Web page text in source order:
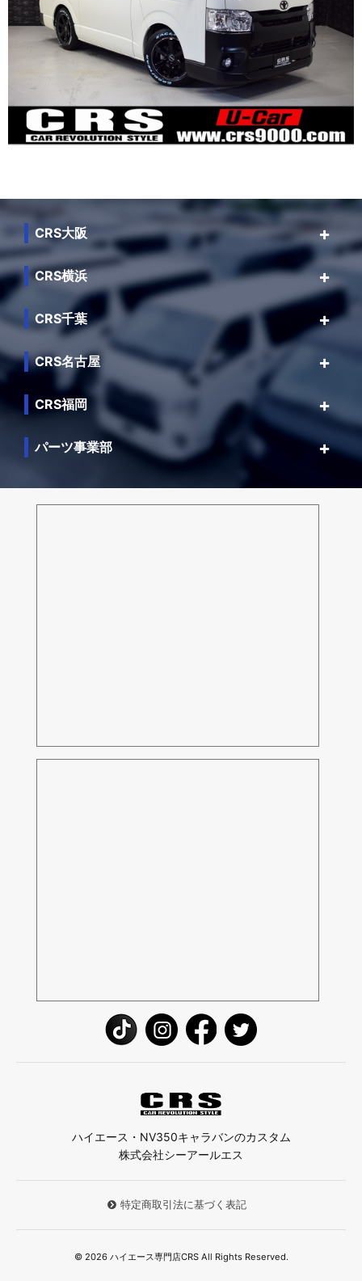
CRS大阪
CRS横浜
CRS千葉
CRS名古屋
CRS福岡
パーツ事業部
ハイエース・NV350キャラバンのカスタム
株式会社シーアールエス
特定商取引法に基づく表記
© 2026 ハイエース専門店CRS All Rights Reserved.